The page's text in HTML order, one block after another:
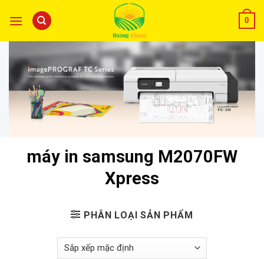
0
máy in samsung M2070FW
Xpress
PHÂN LOẠI SẢN PHẨM